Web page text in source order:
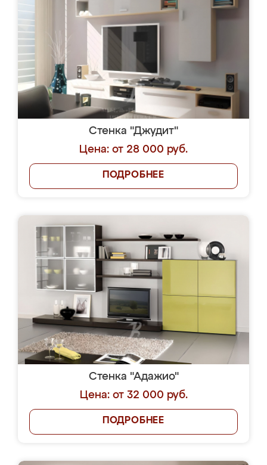
Стенка "Джудит"
Цена: от 28 000 руб.
ПОДРОБНЕЕ
Стенка "Адажио"
Цена: от 32 000 руб.
ПОДРОБНЕЕ